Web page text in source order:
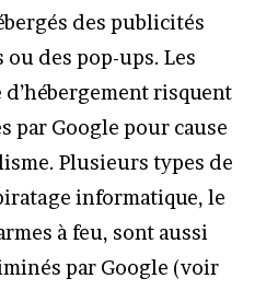
des publicités
ou des pop-ups. Les
risquent
par Google pour cause
Plusieurs types de
informatique, le
à feu, sont aussi
par Google (voir